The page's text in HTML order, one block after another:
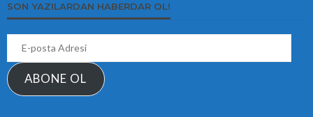
SON YAZILARDAN HABERDAR OL!
AdresiABONE OL